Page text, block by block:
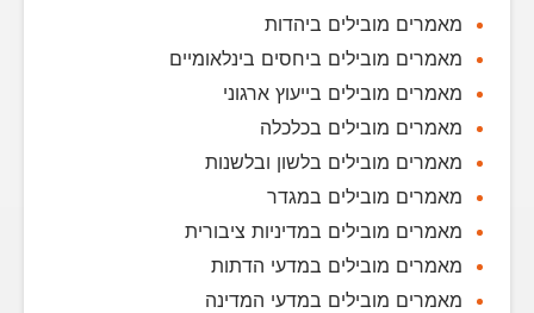
מאמרים מובילים ביהדות
מאמרים מובילים ביחסים בינלאומיים
מאמרים מובילים בייעוץ ארגוני
מאמרים מובילים בכלכלה
מאמרים מובילים בלשון ובלשנות
מאמרים מובילים במגדר
מאמרים מובילים במדיניות ציבורית
מאמרים מובילים במדעי הדתות
מאמרים מובילים במדעי המדינה